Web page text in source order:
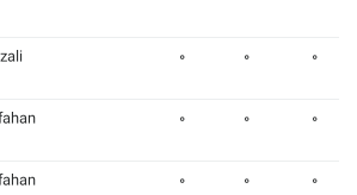
۰ ۰ ۰
۰ ۰ ۰
۰ ۰ ۰